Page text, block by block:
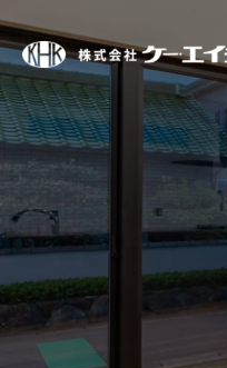
株
式
会
社
ケ
ー・
イ
チ・